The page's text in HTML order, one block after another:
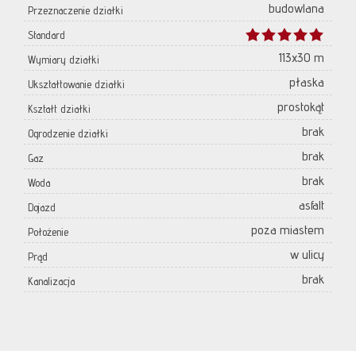
Przeznaczenie działki budowlana
Standard
Wymiary działki
113x30 m
Ukształtowanie działki płaska
Kształt działki prostokąt
Ogrodzenie działki brak
Gaz brak
Woda brak
Dojazd asfalt
Położenie poza miastem
Prąd w ulicy
Kanalizacja brak